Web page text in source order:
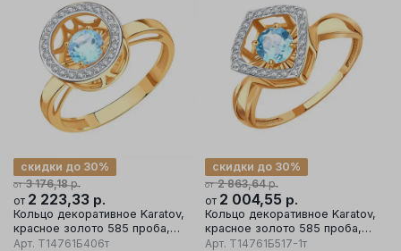
от 3 176,18р.
скидки до 30%
от 2 223,33 р.
Кольцо декоративное Karatov,
красное золото 585 проба,
вставка топаз
Арт. Т14761Б406т
от 2 863,64р.
скидки до 30%
от 2 004,55 р.
Кольцо декоративное Karatov,
красное золото 585 проба,
вставка топаз
Арт. Т14761Б517-1т